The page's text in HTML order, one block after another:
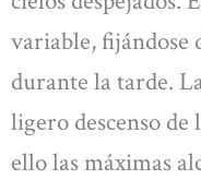
variable, fijándose
durante la tarde.
ligero descenso de
ello las máximas